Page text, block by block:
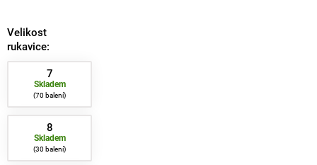
Velikost
rukavice:
7
Skladem
70 balení
8
Skladem
30 balení